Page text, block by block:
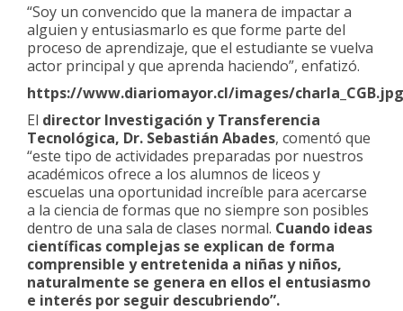
“Soy un convencido que la manera de impactar a
alguien y entusiasmarlo es que forme parte del
proceso de aprendizaje, que el estudiante se vuelva
actor principal y que aprenda haciendo”, enfatizó.
https://www.diariomayor.cl/images/charla_CGB.jpg
El director Investigación y Transferencia
Tecnológica, Dr. Sebastián Abades, comentó que
“este tipo de actividades preparadas por nuestros
académicos ofrece a los alumnos de liceos y
escuelas una oportunidad increíble para acercarse
a la ciencia de formas que no siempre son posibles
dentro de una sala de clases normal. Cuando ideas
científicas complejas se explican de forma
comprensible y entretenida a niñas y niños,
naturalmente se genera en ellos el entusiasmo
e interés por seguir descubriendo”.